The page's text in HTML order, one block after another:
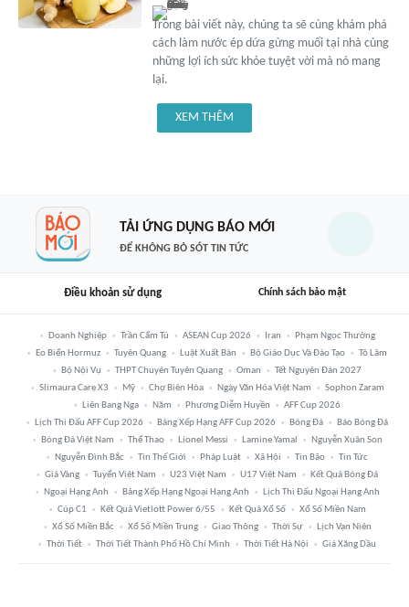
Trong bài viết này, chúng ta sẽ cùng khám phá
cách làm nước ép dứa gừng muối tại nhà cùng
những lợi ích sức khỏe tuyệt vời mà nó mang
lại.
XEM THÊM
TẢI ỨNG DỤNG BÁO MỚI
ĐỂ KHÔNG BỎ SÓT TIN TỨC
Điều khoản sử dụng Chính sách bảo mật
Doanh Nghiệp Trần Cẩm Tú ASEAN Cup 2026 Iran
Phạm Ngọc Thưởng
Eo Biển Hormuz
Tuyên Quang Luật Xuất Bản Bộ Giáo Dục Và Đào Tạo
Tô Lâm
Bộ Nội Vụ
THPT Chuyên Tuyên Quang Oman
Tết Nguyên Đán 2027
Slimaura Care X3
Mỹ Chợ Biên Hòa Ngày Văn Hóa Việt Nam
Sophon Zaram
Liên Bang Nga
Năm Phương Diễm Huyền
AFF Cup 2026
Lịch Thi Đấu AFF Cup 2026
Bảng Xếp Hạng AFF Cup 2026 Bóng Đá
Báo Bóng Đá
Bóng Đá Việt Nam
Thể Thao Lionel Messi Lamine Yamal
Nguyễn Xuân Son
Nguyễn Đình Bắc
Tin Thế Giới Pháp Luật Xã Hội Tin Bão
Tin Tức
Giá Vàng
Tuyển Việt Nam U23 Việt Nam U17 Việt Nam
Kết Quả Bóng Đá
Ngoại Hạng Anh
Bảng Xếp Hạng Ngoại Hạng Anh
Lịch Thi Đấu Ngoại Hạng Anh
Cúp C1
Kết Quả Vietlott Power 6/55 Kết Quả Xổ Số
Xổ Số Miền Nam
Xổ Số Miền Bắc
Xổ Số Miền Trung Giao Thông Thời Sự
Lịch Vạn Niên
Thời Tiết
Thời Tiết Thành Phố Hồ Chí Minh Thời Tiết Hà Nội Giá Xăng Dầu